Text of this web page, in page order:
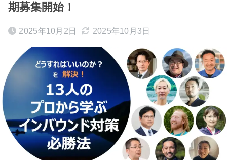
期募集開始！
2025年10月2日 2025年10月3日